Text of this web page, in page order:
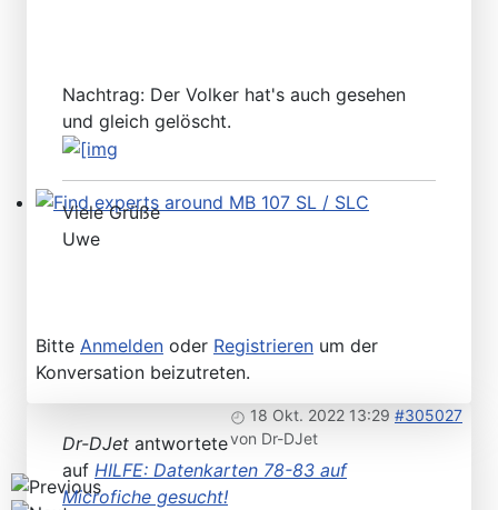
Find experts around MB 107 SL / SLC
Nachtrag: Der Volker hat's auch gesehen
und gleich gelöscht.
Viele Grüße
Uwe
Bitte Anmelden oder Registrieren um der
Konversation beizutreten.
18 Okt. 2022 13:29 #305027
von Dr-DJet
Dr-DJet antwortete
auf HILFE: Datenkarten 78-83 auf
Microfiche gesucht!